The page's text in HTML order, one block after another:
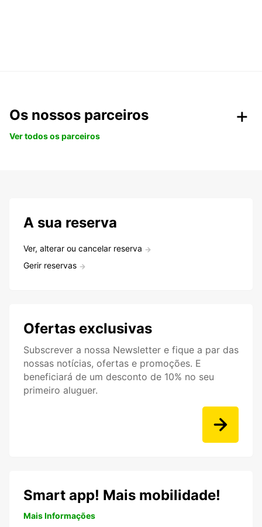
Os nossos parceiros
Ver todos os parceiros
A sua reserva
Ver, alterar ou cancelar reserva
Gerir reservas
Ofertas exclusivas
Subscrever a nossa Newsletter e fique a par das
nossas notícias, ofertas e promoções. E
beneficiará de um desconto de 10% no seu
primeiro aluguer.
Smart app! Mais mobilidade!
Mais Informações